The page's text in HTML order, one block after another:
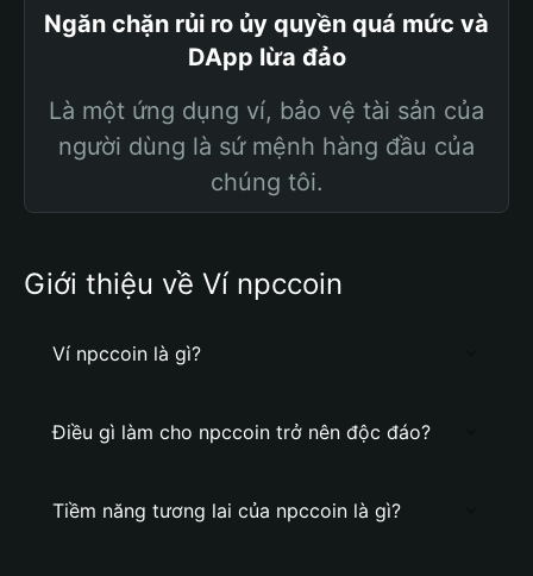
Ngăn chặn rủi ro ủy quyền quá mức và
DApp lừa đảo
Là một ứng dụng ví, bảo vệ tài sản của
người dùng là sứ mệnh hàng đầu của
chúng tôi.
Giới thiệu về Ví npccoin
Ví npccoin là gì?
Điều gì làm cho npccoin trở nên độc đáo?
Tiềm năng tương lai của npccoin là gì?